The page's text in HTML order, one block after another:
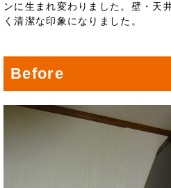
ンに生まれ変わりました。壁・天
く清潔な印象になりました。
Before